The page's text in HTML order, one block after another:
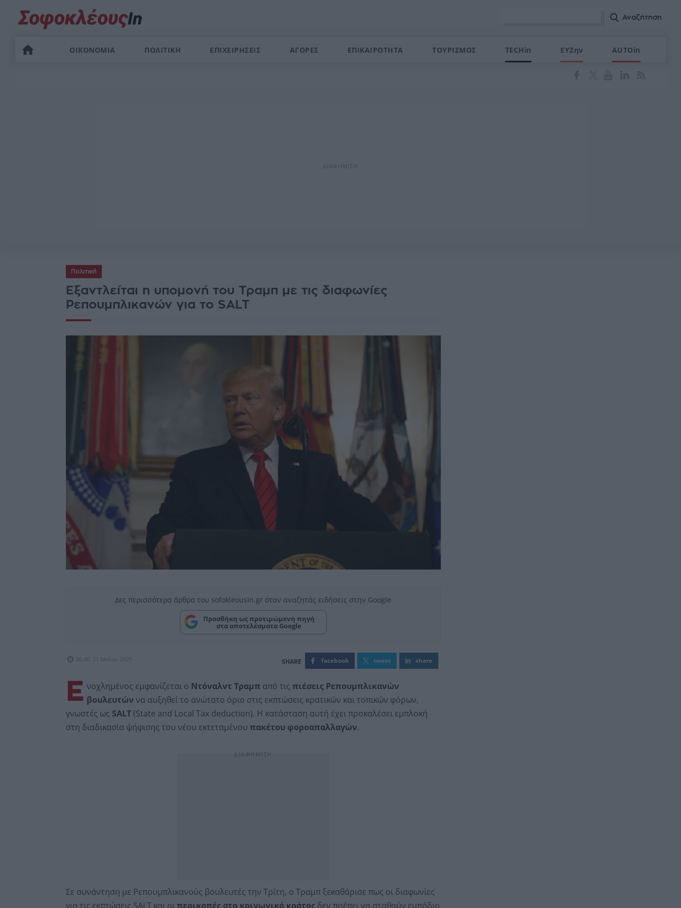
ΟΙΚΟΝΟΜΙΑ ΠΟΛΙΤΙΚΗ ΕΠΙΧΕΙΡΗΣΕΙΣ ΑΓΟΡΕΣ ΕΠΙΚΑΙΡΟΤΗΤΑ ΤΟΥΡΙΣΜΟΣ TECHin ΕΥΖην AUTOin
Πολιτική
Εξαντλείται η υπομονή του Τραμπ με τις διαφωνίες
Ρεπουμπλικανών για το SALT
Δες περισσότερα άρθρα του sofokleousin.gr όταν αναζητάς ειδήσεις στην Google
Προσθήκη ως προτιμώμενη πηγή
στα αποτελέσματα Google
06:40, 21 Μαΐου 2025 facebook tweet share
E νοχλημένος εμφανίζεται ο Ντόναλντ Τραμπ από τις πιέσεις Ρεπουμπλικανών
βουλευτών να αυξηθεί το ανώτατο όριο στις εκπτώσεις κρατικών και τοπικών φόρων,
γνωστές ως SALT(State and Local Tax deduction). Η κατάσταση αυτή έχει προκαλέσει εμπλοκή
στη διαδικασία ψήφισης του νέου εκτεταμένου πακέτου φοροαπαλλαγών.
Σε συνάντηση με Ρεπουμπλικανούς βουλευτές την Τρίτη, ο Τραμπ ξεκαθάρισε πως οι διαφωνίες
για τις εκπτώσεις SALT και οιπερικοπές στο κοινωνικό κράτοςδεν πρέπει να σταθούν εμπόδιο